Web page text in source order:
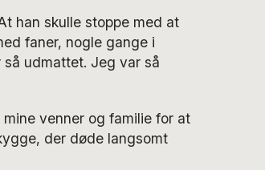
han skulle stoppe med at
faner, nogle gange i
udmattet. Jeg var så
venner og familie for at
der døde langsomt